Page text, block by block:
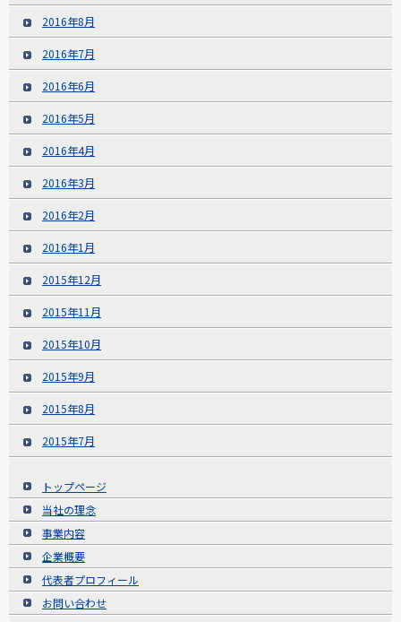
2016年8月
2016年7月
2016年6月
2016年5月
2016年4月
2016年3月
2016年2月
2016年1月
2015年12月
2015年11月
2015年10月
2015年9月
2015年8月
2015年7月
トップページ
当社の理念
事業内容
企業概要
代表者プロフィール
お問い合わせ